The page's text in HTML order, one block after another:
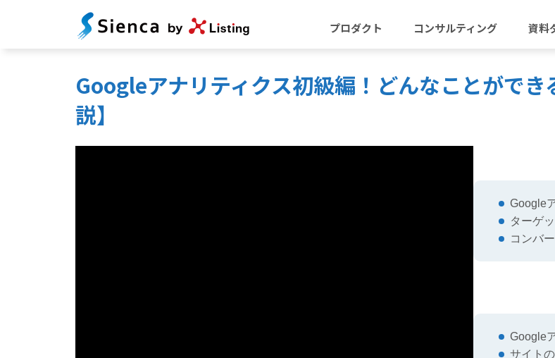
プロダクト コンサルティング 資料
Googleアナリティクス初級編！どんなことがで
説】
Google
ターゲ
コンバ
Google
サイト